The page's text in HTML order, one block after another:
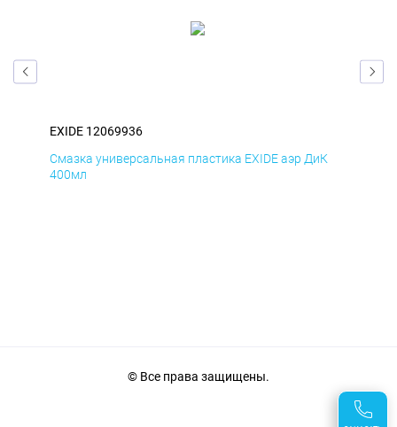
EXIDE 12069936
Смазка универсальная пластика EXIDE аэр ДиК
400мл
© Все права защищены.